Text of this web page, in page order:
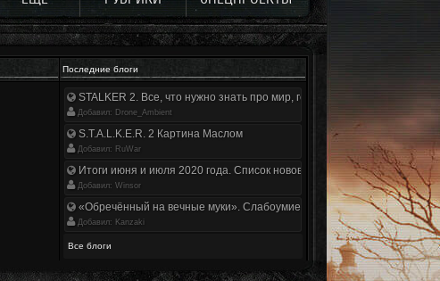
Последние блоги
STALKER 2. Все, что нужно знать про мир, геймплей и сюжет | Разбор
Добавил: Drone_Ambient
S.T.A.L.K.E.R. 2 Картина Маслом
Добавил: RuWar
Итоги июня и июля 2020 года. Список нововведений
Добавил: Winsor
«Обречённый на вечные муки». Слабоумие и отвага
Добавил: Kanzaki
Все блоги